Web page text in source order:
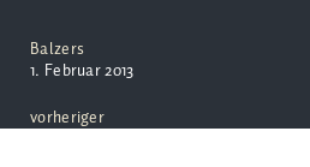
Balzers
1. Februar 2013
vorheriger